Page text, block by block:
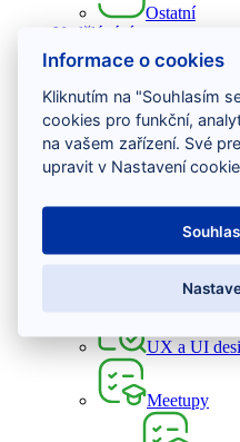
Ostatní
Vzdělávání
Vývoj
Testování
DevOps
Osobní
UX a UI
Meetupy
Informace o cookies
Kliknutím na "Souhlasím
cookies pro funkční,
na vašem zařízení. Své
upravit v Nastavení